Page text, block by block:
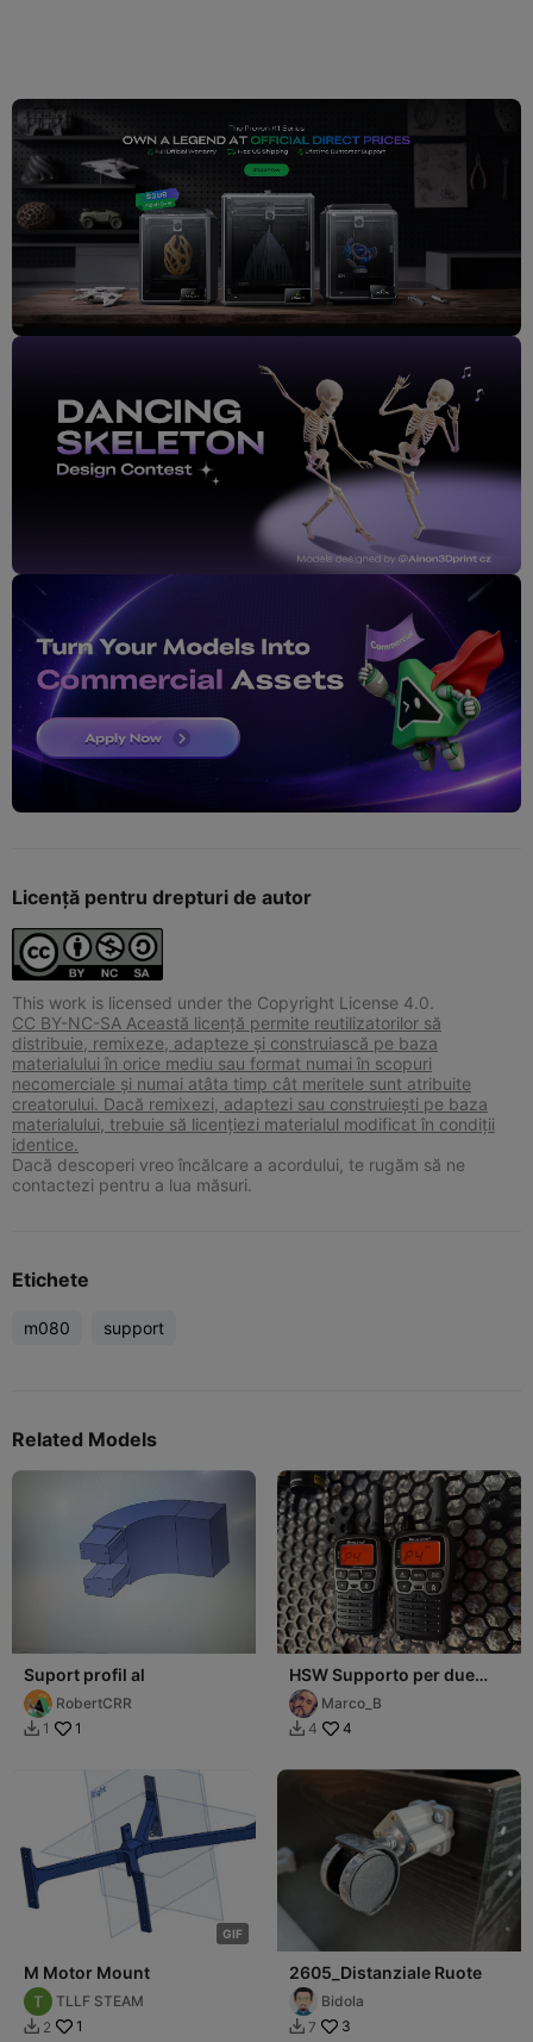
Licență pentru drepturi de autor
This work is licensed under the Copyright License 4.0.
CC BY-NC-SA Această licență permite reutilizatorilor să
distribuie, remixeze, adapteze și construiască pe baza
materialului în orice mediu sau format numai în scopuri
necomerciale și numai atâta timp cât meritele sunt atribuite
creatorului. Dacă remixezi, adaptezi sau construiești pe baza
materialului, trebuie să licențiezi materialul modificat în condiții
identice.
Dacă descoperi vreo încălcare a acordului, te rugăm să ne
contactezi pentru a lua măsuri.
Etichete
m080 support
Related Models
Suport profil al
RobertCRR
 1 1
HSW Supporto per due
Radio PMR 446 Midland
XT70 o Simili
Marco_B
 4 4
GIF
M Motor Mount
TLLF STEAM
 2 1
2605_Distanziale Ruote
Bidola
 7 3